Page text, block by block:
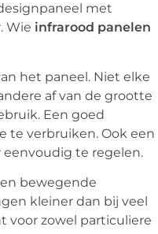
met
Wie infrarood panelen
het paneel. Niet elke
af van de grootte
Een goed
te verbruiken. Ook een
te regelen.
bewegende
kleiner dan bij veel
voor zowel particuliere